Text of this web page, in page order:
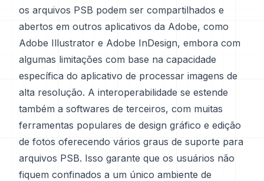
os arquivos PSB podem ser compartilhados e
abertos em outros aplicativos da Adobe, como
Adobe Illustrator e Adobe InDesign, embora com
algumas limitações com base na capacidade
específica do aplicativo de processar imagens de
alta resolução. A interoperabilidade se estende
também a softwares de terceiros, com muitas
ferramentas populares de design gráfico e edição
de fotos oferecendo vários graus de suporte para
arquivos PSB. Isso garante que os usuários não
fiquem confinados a um único ambiente de